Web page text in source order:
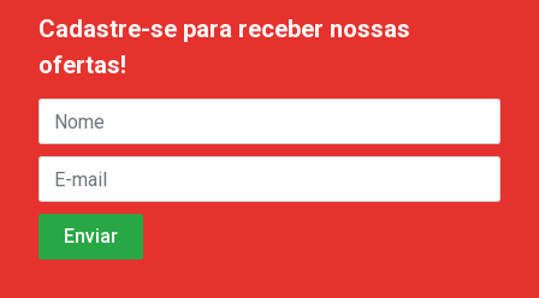
Cadastre-se para receber nossas
ofertas!